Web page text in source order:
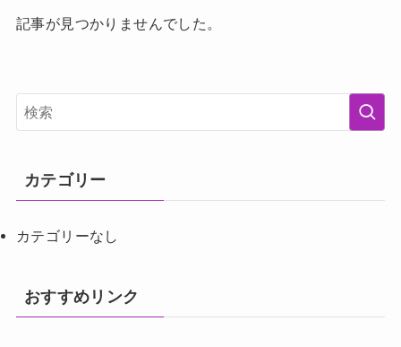
記事が見つかりませんでした。
カテゴリー
カテゴリーなし
おすすめリンク